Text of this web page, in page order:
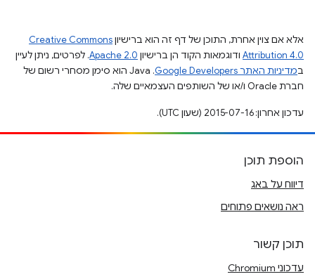
אלא אם צוין אחרת, התוכן של דף זה הוא ברישיוןCreative Commons
Attribution 4.0 ודוגמאות הקוד הן ברישיון Apache 2.0. לפרטים, ניתן לעיין
במדיניות האתר Google Developers‏
.‏ Java הוא סימן מסחרי רשום של
חברת Oracle ו/או של השותפים העצמאיים שלה.
עדכון אחרון: 2015-07-16 (שעון UTC).
הוספת תוכן
דיווח על באג
ראה נושאים פתוחים
תוכן קשור
עדכוני Chromium